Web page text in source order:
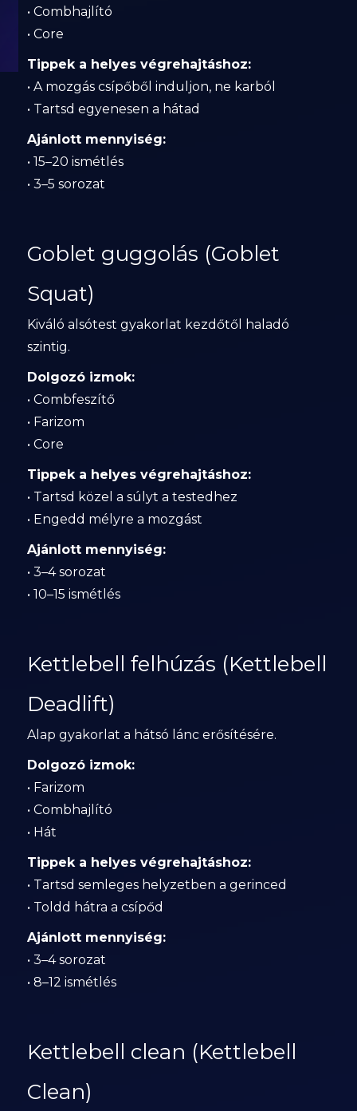
• Combhajlító
• Core
Tippek a helyes végrehajtáshoz:
• A mozgás csípőből induljon, ne karból
• Tartsd egyenesen a hátad
Ajánlott mennyiség:
• 15–20 ismétlés
• 3–5 sorozat
Goblet guggolás (Goblet
Squat)
Kiváló alsótest gyakorlat kezdőtől haladó
szintig.
Dolgozó izmok:
• Combfeszítő
• Farizom
• Core
Tippek a helyes végrehajtáshoz:
• Tartsd közel a súlyt a testedhez
• Engedd mélyre a mozgást
Ajánlott mennyiség:
• 3–4 sorozat
• 10–15 ismétlés
Kettlebell felhúzás (Kettlebell
Deadlift)
Alap gyakorlat a hátsó lánc erősítésére.
Dolgozó izmok:
• Farizom
• Combhajlító
• Hát
Tippek a helyes végrehajtáshoz:
• Tartsd semleges helyzetben a gerinced
• Toldd hátra a csípőd
Ajánlott mennyiség:
• 3–4 sorozat
• 8–12 ismétlés
Kettlebell clean (Kettlebell
Clean)